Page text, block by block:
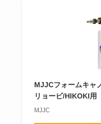
MJJCフォームキャ
リョービ/HIKOKI用
MJJC